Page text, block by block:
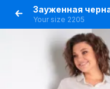
Your size 2205